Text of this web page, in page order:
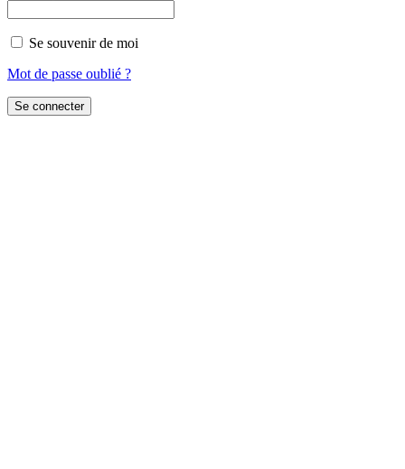
Se souvenir de moi
Mot de passe oublié ?